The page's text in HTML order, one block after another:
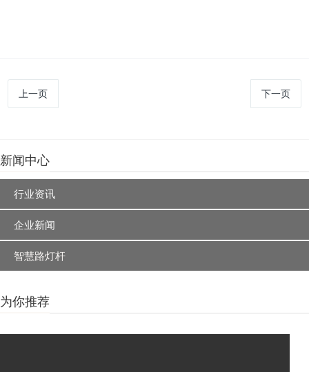
上一页 下一页
新闻中心
行业资讯
企业新闻
智慧路灯杆
为你推荐